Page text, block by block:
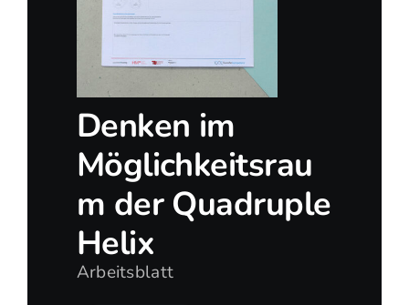
Denken im
Möglichkeitsrau
m der Quadruple
Helix
Arbeitsblatt